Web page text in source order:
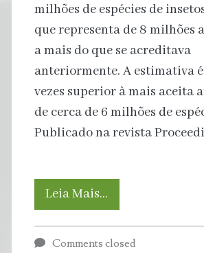
milhões de espécies de
que representa de 8 milhões
a mais do que se acreditava
anteriormente. A estimativa
vezes superior à mais aceita
de cerca de 6 milhões de
Publicado na revista
Leia Mais…
dobra
Comments closed